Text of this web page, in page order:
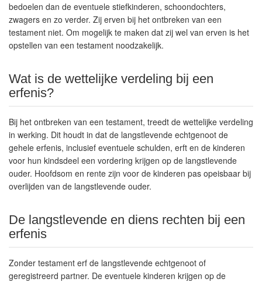
bedoelen dan de eventuele stiefkinderen, schoondochters,
zwagers en zo verder. Zij erven bij het ontbreken van een
testament niet. Om mogelijk te maken dat zij wel van erven is het
opstellen van een testament noodzakelijk.
Wat is de wettelijke verdeling bij een
erfenis?
Bij het ontbreken van een testament, treedt de wettelijke verdeling
in werking. Dit houdt in dat de langstlevende echtgenoot de
gehele erfenis, inclusief eventuele schulden, erft en de kinderen
voor hun kindsdeel een vordering krijgen op de langstlevende
ouder. Hoofdsom en rente zijn voor de kinderen pas opeisbaar bij
overlijden van de langstlevende ouder.
De langstlevende en diens rechten bij een
erfenis
Zonder testament erf de langstlevende echtgenoot of
geregistreerd partner. De eventuele kinderen krijgen op de